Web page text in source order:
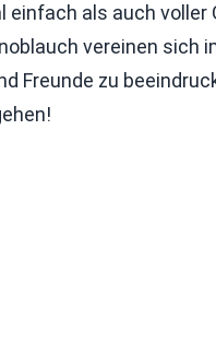
als auch voller
vereinen sich
Freunde zu